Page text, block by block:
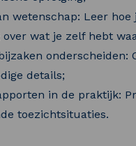
wetenschap: Leer
wat je zelf hebt
details;
in de praktijk:
toezichtsituaties.